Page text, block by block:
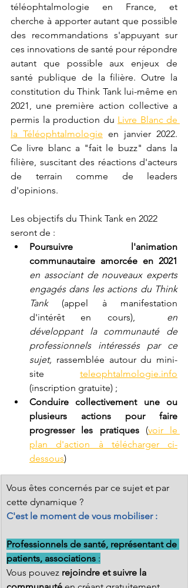
téléophtalmologie en France, et
cherche à apporter autant que possible
des recommandations s'appuyant sur
ces innovations de santé pour répondre
autant que possible aux enjeux de
santé publique de la filière. Outre la
constitution du Think Tank lui-même en
2021, une première action collective a
permis la production du Livre Blanc de
la Téléophtalmologie en janvier 2022.
Ce livre blanc a "fait le buzz" dans la
filière, suscitant des réactions d'acteurs
de terrain comme de leaders
d'opinions.
Les objectifs du Think Tank en 2022
seront de :
Poursuivre l'animation
en associant de nouveaux experts
engagés dans les actions du Think
Tank (appel à manifestation
d'intérêt en cours), en
développant la communauté de
professionnels intéressés par ce
sujet, rassemblée autour du mini-
site teleophtalmologie.info
(inscription gratuite) ;
Conduire collectivement une ou
plusieurs actions pour faire
progresser les pratiques (voir le
plan d'action à télécharger ci-
dessous)
​Vous êtes concernés par ce sujet et par
cette dynamique ?
C'est le moment de vous mobiliser :
Professionnels de santé, représentant de
patients, associations :
Vous pouvez rejoindre et suivre la